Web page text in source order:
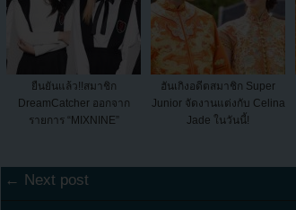
ยืนยันแล้ว!!สมาชิก
DreamCatcher ออกจาก
รายการ “MIXNINE”
ฮันเกิงอดีตสมาชิก Super
Junior จัดงานแต่งกับ Celina
Jade ในวันนี้!
← Next post